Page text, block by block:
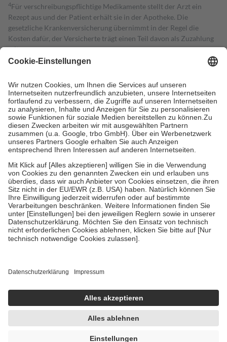
4Für verschreibungspflichtige Medikamente stellt der Arzt ein
Rezept aus und der Patient erhält sie in der Apotheke. Die
gesetzliche Krankenversicherung übernimmt in der Regel die
Kosten dafür, der Versicherte trägt einen Teil davon als Zuzahlung
mit.
Grundsätzlich leisten Mitglieder Zuzahlungen in Höhe von zehn
höchstens zehn Euro.
Es sind jedoch nie mehr als die tatsächlichen
Kosten der Leistung zu entrichten.
Diese Regeln gelten grundsätzlich auch für Online-Apotheken.
Bei Heilmitteln und häuslicher Krankenpflege beträgt die
Zuzahlung zehn Prozent der Kosten sowie zehn Euro je
Verordnung.
Um das Engagement der Versicherten für ihre eigene Gesundheit zu
stärken und die besondere Stellung der Familie zu unterstützen,
fallenkeine Zuzahlungenan bei:
• Kindern und Jugendlichen bis zum vollendeten 18. Lebensjahr
mit Ausnahme der Fahrkosten
• Untersuchungen zur Vorsorge und Früherkennung, die von der
GKV getragen werden
• empfohlenen Schutzimpfungen
• Harn- und Blutteststreifen
getroffen, um sicherzustellen, dass es sich um echte Bewertungen
https://help.etrusted.com/hc/de/articles/4419944605341
Einige Bilder und Inhalte wurden unter Zuhilfenahme künstlicher